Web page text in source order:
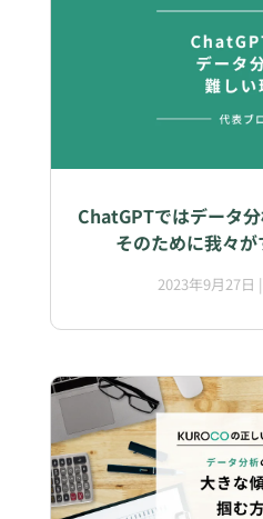
ChatGPTではデータ分
そのために我々
2023年9月27日 |